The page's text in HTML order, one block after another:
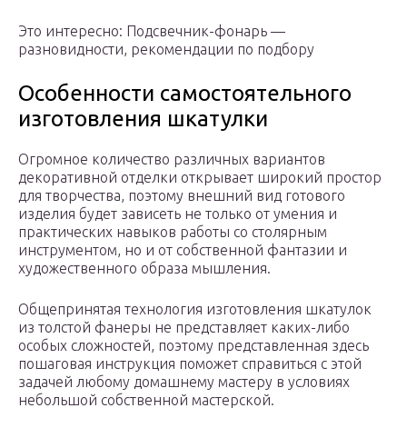
Это интересно: Подсвечник-фонарь —
разновидности, рекомендации по подбору
Особенности самостоятельного
изготовления шкатулки
Огромное количество различных вариантов
декоративной отделки открывает широкий простор
для творчества, поэтому внешний вид готового
изделия будет зависеть не только от умения и
практических навыков работы со столярным
инструментом, но и от собственной фантазии и
художественного образа мышления.
Общепринятая технология изготовления шкатулок
из толстой фанеры не представляет каких-либо
особых сложностей, поэтому представленная здесь
пошаговая инструкция поможет справиться с этой
задачей любому домашнему мастеру в условиях
небольшой собственной мастерской.